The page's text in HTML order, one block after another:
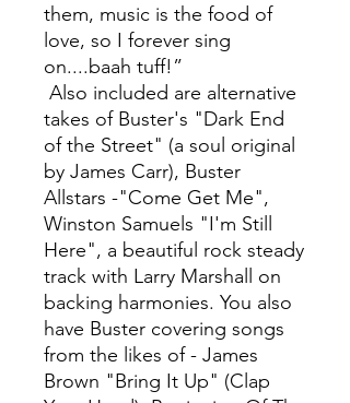
them, music is the food of
love, so I forever sing
on....baah tuff!”
Also included are alternative
takes of Buster's "Dark End
of the Street" (a soul original
by James Carr), Buster
Allstars -"Come Get Me",
Winston Samuels "I'm Still
Here", a beautiful rock steady
track with Larry Marshall on
backing harmonies. You also
have Buster covering songs
from the likes of - James
Brown "Bring It Up" (Clap